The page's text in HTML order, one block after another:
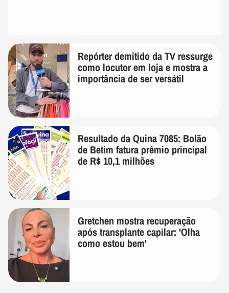
Repórter demitido da TV ressurge
como locutor em loja e mostra a
importância de ser versátil
Resultado da Quina 7085: Bolão
de Betim fatura prêmio principal
de R$ 10,1 milhões
Gretchen mostra recuperação
após transplante capilar: 'Olha
como estou bem'